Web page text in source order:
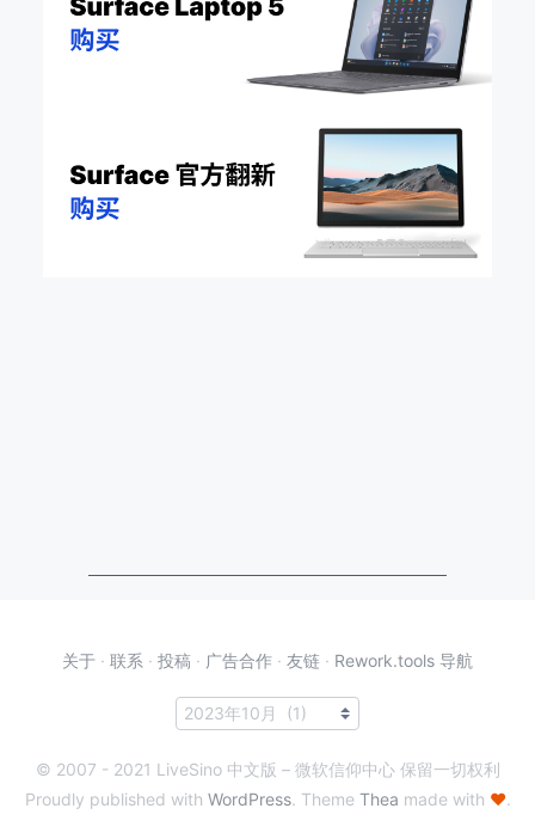
关于 · 联系 · 投稿 · 广告合作 · 友链 · Rework.tools 导航
© 2007 - 2021 LiveSino 中文版 – 微软信仰中心 保留一切权利
Proudly published with WordPress. Theme Thea made with ♥.